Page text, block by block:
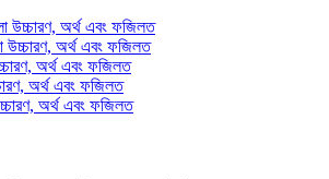
উচ্চারণ, অর্থ এবং ফজিলত
উচ্চারণ, অর্থ এবং ফজিলত
অর্থ এবং ফজিলত
অর্থ এবং ফজিলত
অর্থ এবং ফজিলত